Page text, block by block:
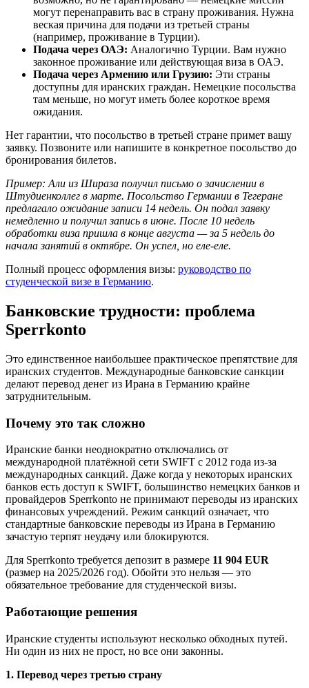
могут перенаправить вас в страну проживания. Нужна
веская причина для подачи из третьей страны
(например, проживание в Турции).
Подача через ОАЭ: Аналогично Турции. Вам нужно
законное проживание или действующая виза в ОАЭ.
Подача через Армению или Грузию: Эти страны
доступны для иранских граждан. Немецкие посольства
там меньше, но могут иметь более короткое время
ожидания.
Нет гарантии, что посольство в третьей стране примет вашу
заявку. Позвоните или напишите в конкретное посольство до
бронирования билетов.
Пример: Али из Шираза получил письмо о зачислении в
Штудиенколлег в марте. Посольство Германии в Тегеране
предлагало ожидание записи 14 недель. Он подал заявку
немедленно и получил запись в июне. После 10 недель
обработки виза пришла в конце августа — за 5 недель до
начала занятий в октябре. Он успел, но еле-еле.
Полный процесс оформления визы: руководство по
студенческой визе в Германию.
Банковские трудности: проблема
Sperrkonto
Это единственное наибольшее практическое препятствие для
иранских студентов. Международные банковские санкции
делают перевод денег из Ирана в Германию крайне
затруднительным.
Почему это так сложно
Иранские банки неоднократно отключались от
международной платёжной сети SWIFT с 2012 года из-за
международных санкций. Даже когда у некоторых иранских
банков есть доступ к SWIFT, большинство немецких банков и
провайдеров Sperrkonto не принимают переводы из иранских
финансовых учреждений. Режим санкций означает, что
стандартные банковские переводы из Ирана в Германию
зачастую терпят неудачу или блокируются.
Для Sperrkonto требуется депозит в размере 11 904 EUR
(размер на 2025/2026 год). Обойти это нельзя — это
обязательное требование для студенческой визы.
Работающие решения
Иранские студенты используют несколько обходных путей.
Ни один из них не прост, но все они законны.
1. Перевод через третью страну